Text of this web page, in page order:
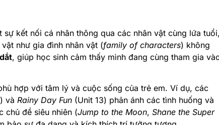
kết nối cá nhân thông qua các nhân vật cùng lứa tuổi,
như gia đình nhân vật (family of characters) không
, giúp học sinh cảm thấy mình đang cùng tham gia
hợp với tâm lý và cuộc sống của trẻ em. Ví dụ, các
và Rainy Day Fun (Unit 13) phản ánh các tình huống và
chủ đề siêu nhiên (Jump to the Moon, Shane the Super